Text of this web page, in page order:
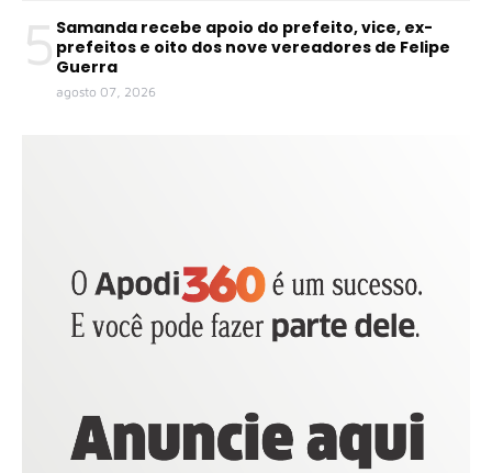
5 Samanda recebe apoio do prefeito, vice, ex-
prefeitos e oito dos nove vereadores de Felipe
Guerra
agosto 07, 2026